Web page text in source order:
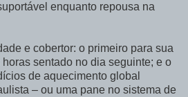
enquanto repousa na
e cobertor: o primeiro para sua
sentado no dia seguinte; e o
de aquecimento global
– ou uma pane no sistema de